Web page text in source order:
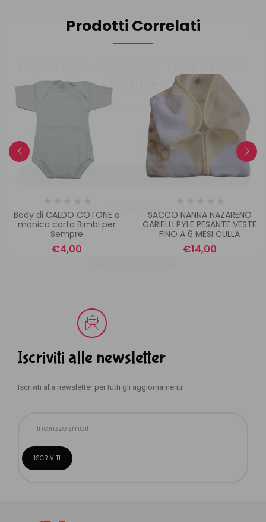
Prodotti Correlati
Body di CALDO COTONE a
manica corta Bimbi per
Sempre
€4,00
SACCO NANNA NAZARENO
GARIELLI PYLE PESANTE VESTE
FINO A 6 MESI CULLA
€14,00
Iscriviti alle newsletter
Iscriviti alla newsletter per tutti gli aggiornamenti
OTTIENI IL 10% SUL TUO PRIMO
Iscriviti per ricevere il tuo sconto.
ISCRIVITI